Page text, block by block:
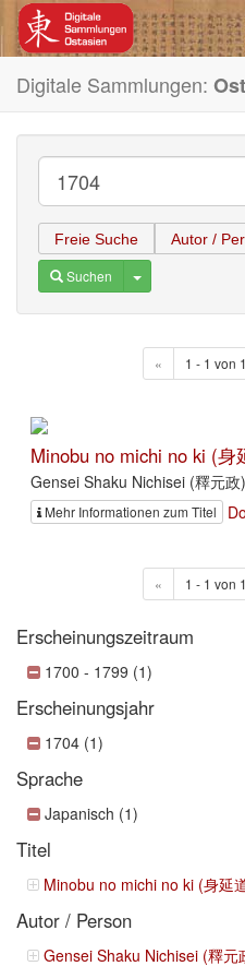
Digitale Sammlungen:
Freie Suche Autor /
Suchen Toggle Dropdown
« 1 - 1 von
Minobu no michi no ki (身
Gensei Shaku Nichisei (釋元
Mehr Informationen zum Titel
« 1 - 1 von
Erscheinungszeitraum
1700 - 1799 (1)
Erscheinungsjahr
1704 (1)
Sprache
Japanisch (1)
Titel
Minobu no michi no ki (身延
Autor / Person
Gensei Shaku Nichisei (釋元